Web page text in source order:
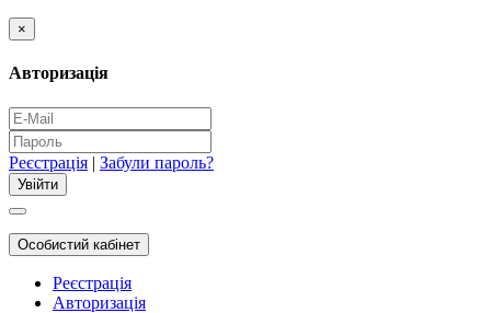
×
Авторизація
Реєстрація | Забули пароль?
Особистий кабінет
Реєстрація
Авторизація